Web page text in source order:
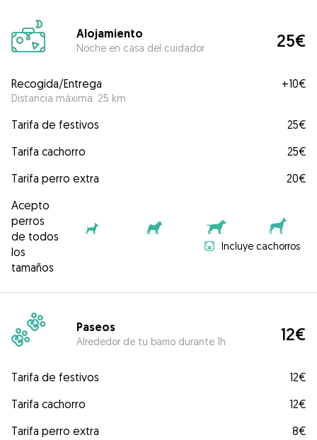
Alojamiento
Noche en casa del cuidador 25€
Recogida/Entrega
Distancia máxima: 25 km
+10€
Tarifa de festivos
25€
Tarifa cachorro
25€
Tarifa perro extra
20€
Acepto
perros
de todos
los
tamaños
Incluye cachorros
Paseos
Alrededor de tu barrio durante 1h 12€
Tarifa de festivos
12€
Tarifa cachorro
12€
Tarifa perro extra
8€